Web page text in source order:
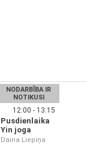
NODARBĪBA IR
NOTIKUSI
12:00 - 13:15
Pusdienlaika
Yin joga
Daina Liepiņa